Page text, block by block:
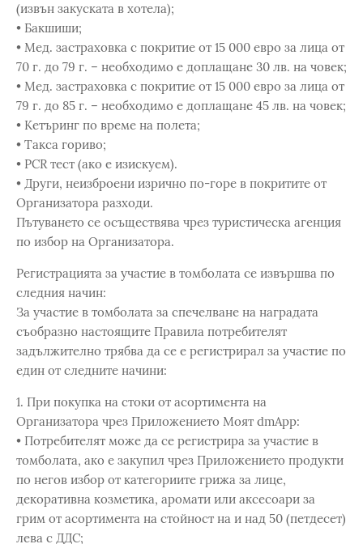
(извън закуската в хотела);
• Бакшиши;
• Мед. застраховка с покритие от 15 000 евро за лица от
70 г. до 79 г. – необходимо е доплащане 30 лв. на човек;
• Мед. застраховка с покритие от 15 000 евро за лица от
79 г. до 85 г. – необходимо е доплащане 45 лв. на човек;
• Кетъринг по време на полета;
• Такса гориво;
• PCR тест (ако е изискуем).
• Други, неизброени изрично по-горе в покритите от
Организатора разходи.
Пътуването се осъществява чрез туристическа агенция
по избор на Организатора.
Регистрацията за участие в томболата се извършва по
следния начин:
За участие в томболата за спечелване на наградата
съобразно настоящите Правила потребителят
задължително трябва да се е регистрирал за участие по
един от следните начини:
1. При покупка на стоки от асортимента на
Организатора чрез Приложението Моят dmApp:
• Потребителят може да се регистрира за участие в
томболата, ако е закупил чрез Приложението продукти
по негов избор от категориите грижа за лице,
декоративна козметика, аромати или аксесоари за
грим от асортимента на стойност на и над 50 (петдесет)
лева с ДДС;